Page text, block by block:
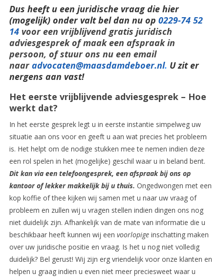
Dus heeft u een juridische vraag die hier
(mogelijk) onder valt bel dan nu op 0229-74 52
14 voor een vrijblijvend gratis juridisch
adviesgesprek of maak een afspraak in
persoon, of stuur ons nu een email
naar advocaten@maasdamdeboer.nl. U zit er
nergens aan vast!
Het eerste vrijblijvende adviesgesprek – Hoe
werkt dat?
In het eerste gesprek legt u in eerste instantie simpelweg uw
situatie aan ons voor en geeft u aan wat precies het probleem
is. Het helpt om de nodige stukken mee te nemen indien deze
een rol spelen in het (mogelijke) geschil waar u in beland bent.
Dit kan via een telefoongesprek, een afspraak bij ons op
kantoor of lekker makkelijk bij u thuis. Ongedwongen met een
kop koffie of thee kijken wij samen met u naar uw vraag of
probleem en zullen wij u vragen stellen indien dingen ons nog
niet duidelijk zijn. Afhankelijk van de mate van informatie die u
beschikbaar heeft kunnen wij een voorlopigeinschatting maken
over uw juridische positie en vraag. Is het u nog niet volledig
duidelijk? Bel gerust! Wij zijn erg vriendelijk voor onze klanten en
helpen u graag indien u even niet meer preciesweet waar u